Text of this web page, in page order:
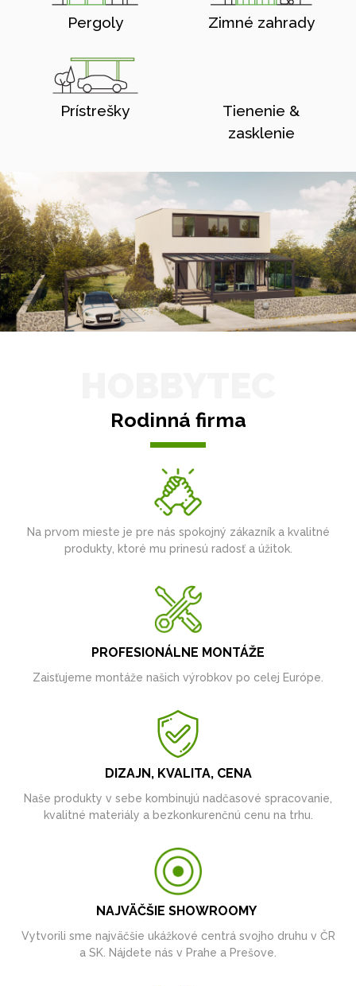
Pergoly Zimné zahrady
Prístrešky
Tienenie &
zasklenie
Rodinná firma
Na prvom mieste je pre nás spokojný zákazník a kvalitné
produkty, ktoré mu prinesú radosť a úžitok.
PROFESIONÁLNE MONTÁŽE
Zaisťujeme montáže našich výrobkov po celej Európe.
DIZAJN, KVALITA, CENA
Naše produkty v sebe kombinujú nadčasové spracovanie,
kvalitné materiály a bezkonkurenčnú cenu na trhu.
NAJVÄČŠIE SHOWROOMY
Vytvorili sme najväčšie ukážkové centrá svojho druhu v ČR
a SK. Nájdete nás v Prahe a Prešove.